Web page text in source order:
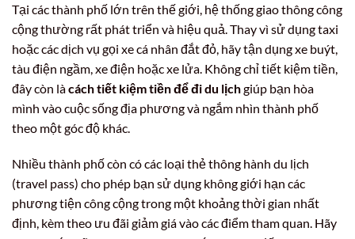
Tại các thành phố lớn trên thế giới, hệ thống giao thông công
cộng thường rất phát triển và hiệu quả. Thay vì sử dụng taxi
hoặc các dịch vụ gọi xe cá nhân đắt đỏ, hãy tận dụng xe buýt,
tàu điện ngầm, xe điện hoặc xe lửa. Không chỉ tiết kiệm tiền,
đây còn làcách tiết kiệm tiền để đi du lịchgiúp bạn hòa
mình vào cuộc sống địa phương và ngắm nhìn thành phố
theo một góc độ khác.
Nhiều thành phố còn có các loại thẻ thông hành du lịch
(travel pass) cho phép bạn sử dụng không giới hạn các
phương tiện công cộng trong một khoảng thời gian nhất
định, kèm theo ưu đãi giảm giá vào các điểm tham quan. Hãy